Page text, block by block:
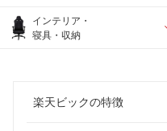
インテリア・
寝具・収納
楽天ビックの特徴